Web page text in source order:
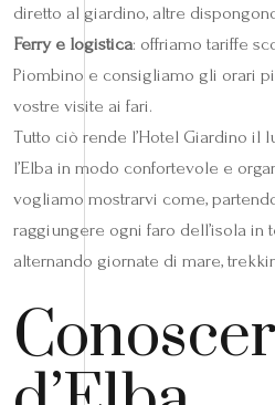
diretto al giardino, altre
Ferry e logistica: offriamo tariffe
Piombino e consigliamo gli orari
vostre visite ai fari.
Tutto ciò rende l’Hotel Giardino il
l’Elba in modo confortevole e
vogliamo mostrarvi come,
raggiungere ogni faro dell’isola in
alternando giornate di mare,